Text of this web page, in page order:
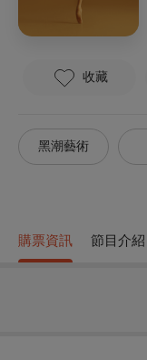
收藏
黑潮藝術
購票資訊 節目介紹